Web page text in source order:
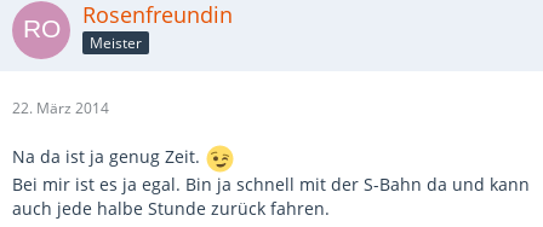
Rosenfreundin
Meister
22. März 2014
Na da ist ja genug Zeit.
Bei mir ist es ja egal. Bin ja schnell mit der S-Bahn da und kann
auch jede halbe Stunde zurück fahren.